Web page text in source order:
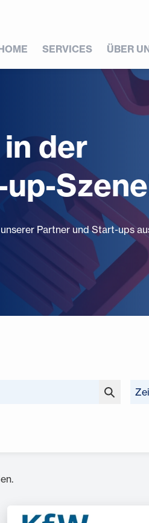
SERVICES ÜBER
der
Partner und Start-ups